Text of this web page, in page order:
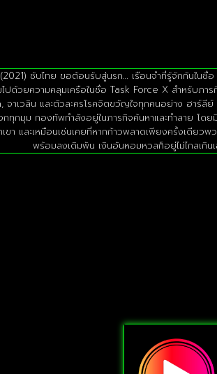
ซับไทย ขอต้อนรับสู่นรก… เรือนจำที่รู้จักกันในชื่
ปด้วยความคลุมเครือในชื่อ Task Force X สำหรับ
จาเวลิน และตัวละครโรคจิตขวัญใจทุกคนอย่าง ฮาร์
กทุกมุม กองทัพกำลังอยู่ในภารกิจค้นหาและทำลาย
และเหมือนเช่นเคยที่หากก้าวพลาดเพียงครั้งเดีย
พร้อมลงเดิมพัน เงินอันหอมหวลก็อยู่ไม่ไกลเกิน